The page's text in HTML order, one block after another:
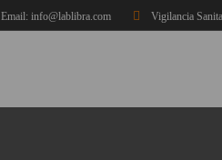
Email: info@lablibra.com Vigilancia